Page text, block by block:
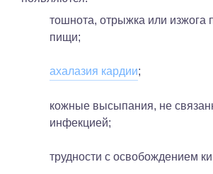
тошнота, отрыжка или изжога
пищи;
ахалазия кардии;
кожные высыпания, не
инфекцией;
трудности с освобождением